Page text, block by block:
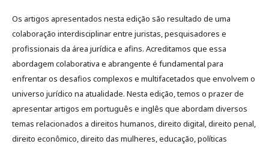
Os artigos apresentados nesta edição são resultado de uma
colaboração interdisciplinar entre juristas, pesquisadores e
profissionais da área jurídica e afins. Acreditamos que essa
abordagem colaborativa e abrangente é fundamental para
enfrentar os desafios complexos e multifacetados que envolvem o
universo jurídico na atualidade. Nesta edição, temos o prazer de
apresentar artigos em português e inglês que abordam diversos
temas relacionados a direitos humanos, direito digital, direito penal,
direito econômico, direito das mulheres, educação, políticas